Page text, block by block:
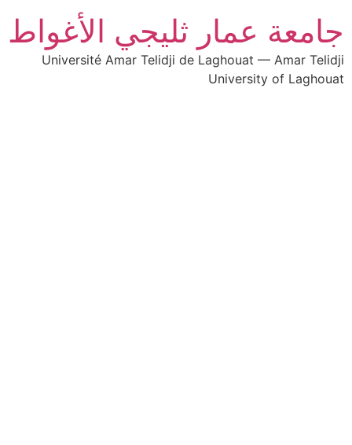
جامعة عمار ثليجي الأغواط
Université Amar Telidji de Laghouat — Amar Telidji
University of Laghouat